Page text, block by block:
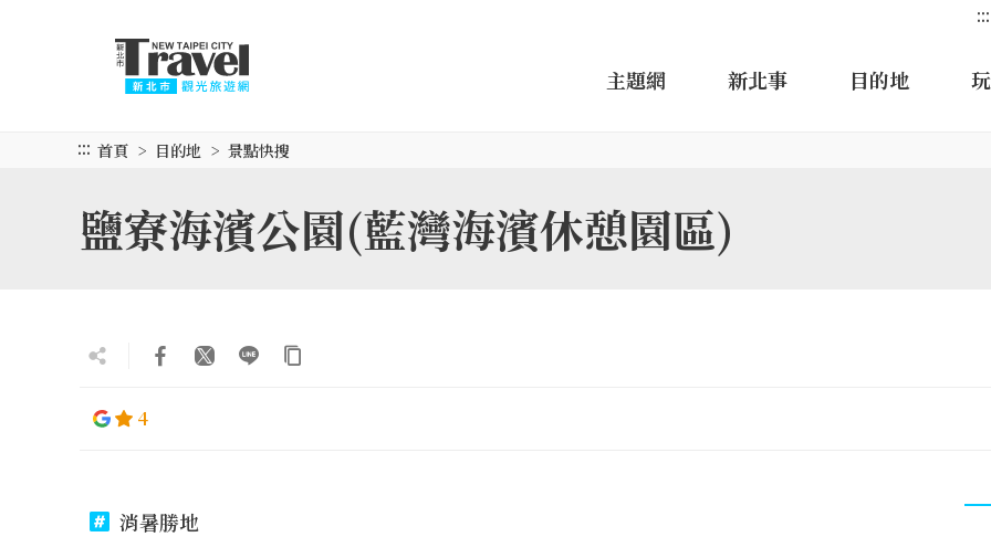
:::
主題網 新北事 目的地
::: 首頁 目的地 景點快搜
鹽寮海濱公園(藍灣海濱休憩園區)
4
消暑勝地